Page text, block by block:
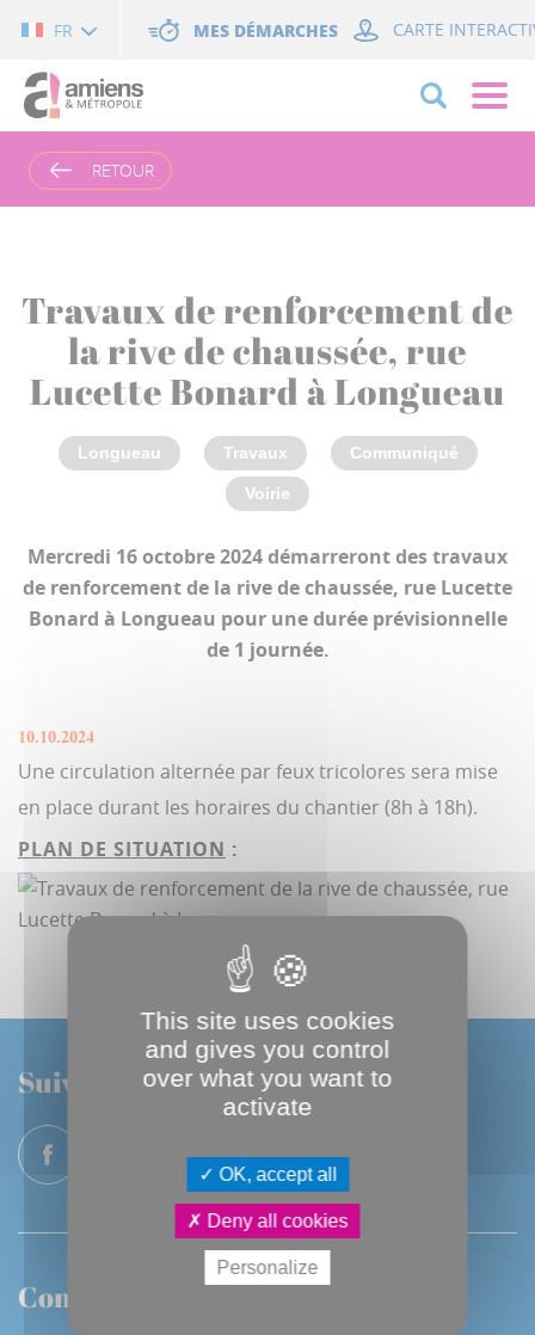
FR MES DÉMARCHES CARTE
RETOUR
Travaux de renforcement de
la rive de chaussée, rue
Lucette Bonard à Longueau
Longueau Travaux Communiqué
Voirie
Mercredi 16 octobre 2024 démarreront des travaux
de renforcement de la rive de chaussée, rue Lucette
Bonard à Longueau pour une durée prévisionnelle
de 1 journée.
10.10.2024
Une circulation alternée par feux tricolores sera mise
en place durant les horaires du chantier (8h à 18h).
PLAN DE SITUATION :
Suivez-nous
Contactez-nous
This site uses cookies
and gives you control
over what you want to
activate
OK, accept all
Deny all cookies
Personalize